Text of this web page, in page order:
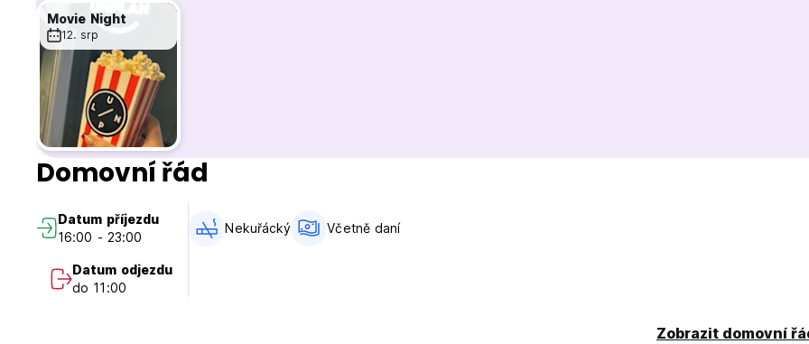
věnují pozornost detailům a poskytují nejpohodlnější spaní i na minimálním prostoru. Naše soukromé pokoje poskytují stejné
množství pohodlí jako vaše ložnice doma. K těmto pokojům jsou připojeny terasy s výhledem na Tokyo Sky Tree.
- Umístění
UNPLAN Kagurazaka má výhodnou polohu v centru Tokia a zaveze vás pouze:
- 15 minut na tokijské nádraží
- 15 minut do Shinjuku
- 18 minut do Roppongi
- 20 minut do Shibuya nebo Harajuku
- 20 minut do Asakusy
Náš hostel je také v docházkové vzdálenosti od stanice JR Iidabashi, pro ty, kteří chtějí použít železniční průkaz JR. (Auto-
translated from original language)
Movie Night
12. srp
Domovní řád
Datum příjezdu
16:00 - 23:00
Datum odjezdu
do 11:00
Nekuřácký Včetně daní
Zobrazit domovní